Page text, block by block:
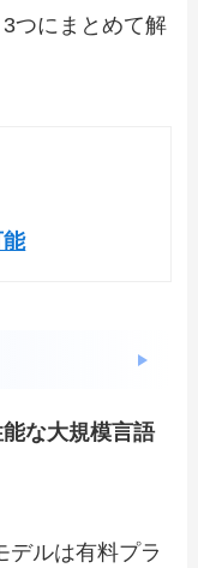
つにまとめて解
な大規模言語
デルは有料プラ